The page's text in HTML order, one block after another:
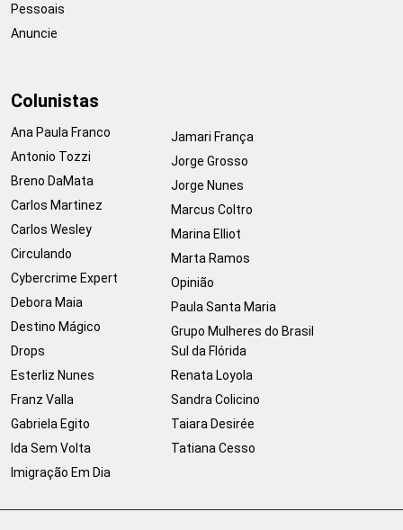
Pessoais
Anuncie
Colunistas
Ana Paula Franco
Antonio Tozzi
Breno DaMata
Carlos Martinez
Carlos Wesley
Circulando
Cybercrime Expert
Debora Maia
Destino Mágico
Drops
Esterliz Nunes
Franz Valla
Gabriela Egito
Ida Sem Volta
Imigração Em Dia
Jamari França
Jorge Grosso
Jorge Nunes
Marcus Coltro
Marina Elliot
Marta Ramos
Opinião
Paula Santa Maria
Grupo Mulheres do Brasil
Sul da Flórida
Renata Loyola
Sandra Colicino
Taiara Desirée
Tatiana Cesso